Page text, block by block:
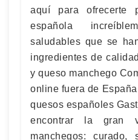
aquí para ofrecerte
española
saludables que se
ingredientes de
y queso manchego
online fuera de
quesos españoles
encontrar la gran
manchegos: